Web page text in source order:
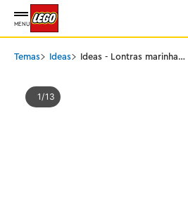
MENU
Temas Ideas
Ideas - Lontras marinhas
1 13